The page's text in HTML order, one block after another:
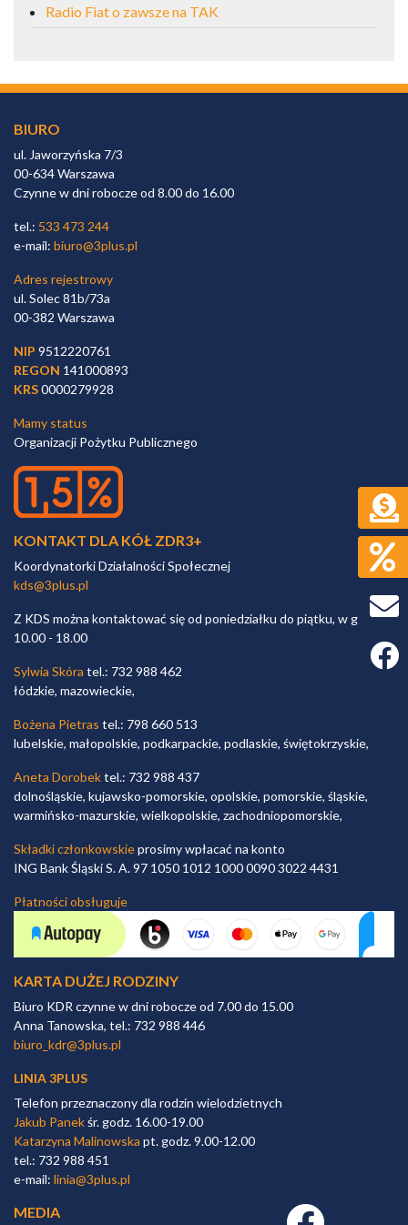
Radio Fiat o zawsze na TAK
BIURO
ul. Jaworzyńska 7/3
00-634 Warszawa
Czynne w dni robocze od 8.00 do 16.00
tel.: 533 473 244
e-mail: biuro@3plus.pl
Adres rejestrowy
ul. Solec 81b/73a
00-382 Warszawa
NIP 9512220761
REGON 141000893
KRS0000279928
Mamy status
Organizacji Pożytku Publicznego
KONTAKT DLA KÓŁ ZDR3+
Koordynatorki Działalności Społecznej
kds@3plus.pl
Z KDS można kontaktować się od poniedziałku do piątku, w godz.
10.00 - 18.00
Sylwia Skóra tel.: 732 988 462
łódzkie, mazowieckie,
Bożena Pietras tel.: 798 660 513
lubelskie, małopolskie, podkarpackie, podlaskie, świętokrzyskie,
Aneta Dorobektel.: 732 988 437
dolnośląskie, kujawsko-pomorskie, opolskie, pomorskie, śląskie,
warmińsko-mazurskie, wielkopolskie, zachodniopomorskie,
Składki członkowskieprosimy wpłacać na konto
ING Bank Śląski S. A. 97 1050 1012 1000 0090 3022 4431
Płatności obsługuje
KARTA DUŻEJ RODZINY
Biuro KDR czynne w dni robocze od 7.00 do 15.00
Anna Tanowska, tel.: 732 988 446
biuro_kdr@3plus.pl
LINIA 3PLUS
Telefon przeznaczony dla rodzin wielodzietnych
Jakub Panekśr. godz. 16.00-19.00
Katarzyna Malinowska pt. godz. 9.00-12.00
tel.: 732 988 451
e-mail: linia@3plus.pl
MEDIA Facebook link